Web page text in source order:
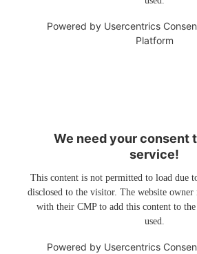
Powered by Usercentrics
Platform
We need your consent
service!
This content is not permitted to load due
disclosed to the visitor. The website owner
with their CMP to add this content to
used.
Powered by Usercentrics